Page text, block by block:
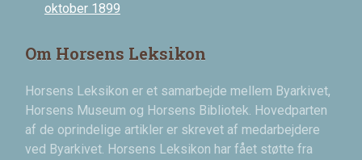
oktober 1899
Om Horsens Leksikon
Horsens Leksikon er et samarbejde mellem Byarkivet,
Horsens Museum og Horsens Bibliotek. Hovedparten
af de oprindelige artikler er skrevet af medarbejdere
ved Byarkivet. Horsens Leksikon har fået støtte fra